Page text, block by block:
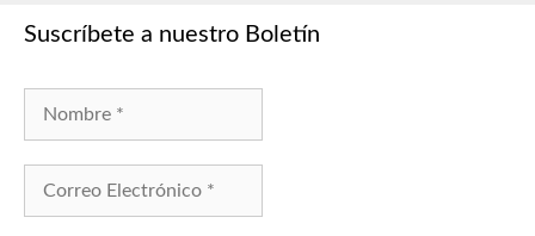
Suscríbete a nuestro Boletín